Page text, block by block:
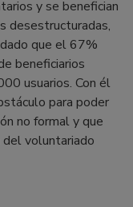
y se benefician
desestructuradas,
que el 67%
beneficiarios
usuarios. Con él
para poder
no formal y que
del voluntariado